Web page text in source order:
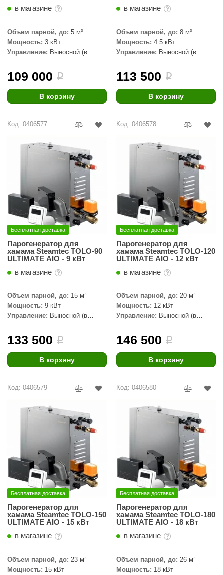
icon
в магазине
Объем парной, до: 5 м³
Мощность: 3 кВт
Управление: Выносной (в
109 000 i
В корзину
в магазине
Объем парной, до: 8 м³
Мощность: 4.5 кВт
Управление: Выносной (в
113 500 i
В корзину
Код: 0406577
Бесплатная доставка
Парогенератор для
хамама Steamtec TOLO-90
ULTIMATE AIO - 9 кВт
в магазине
Объем парной, до: 15 м³
Мощность: 9 кВт
Управление: Выносной (в
133 500 i
В корзину
Код: 0406578
Бесплатная доставка
Парогенератор для
хамама Steamtec TOLO-120
ULTIMATE AIO - 12 кВт
в магазине
Объем парной, до: 20 м³
Мощность: 12 кВт
Управление: Выносной (в
146 500 i
В корзину
Код: 0406579
Бесплатная доставка
Парогенератор для
хамама Steamtec TOLO-150
ULTIMATE AIO - 15 кВт
в магазине
Объем парной, до: 23 м³
Мощность: 15 кВт
Код: 0406580
Бесплатная доставка
Парогенератор для
хамама Steamtec TOLO-180
ULTIMATE AIO - 18 кВт
в магазине
Объем парной, до: 26 м³
Мощность: 18 кВт